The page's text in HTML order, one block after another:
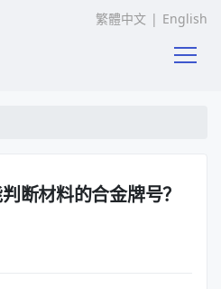
繁體中文 | English
断材料的合金牌号？